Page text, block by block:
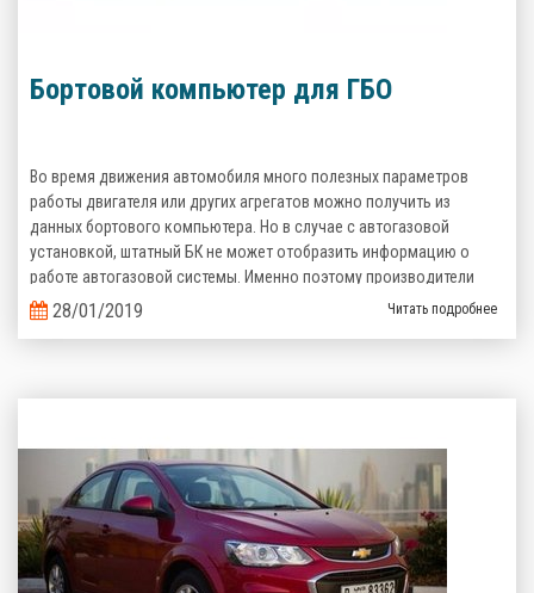
Бортовой компьютер для ГБО
Во время движения автомобиля много полезных параметров
работы двигателя или других агрегатов можно получить из
данных бортового компьютера. Но в случае с автогазовой
установкой, штатный БК не может отобразить информацию о
работе автогазовой системы. Именно поэтому производители
газобаллонного оборудования предлагают альтернативные
варианты.
28/01/2019 Читать подробнее